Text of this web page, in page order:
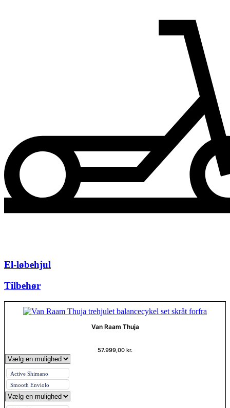
El-løbehjul
Tilbehør
Van Raam Thuja
57.999,00 kr.
Active Shimano
Smooth Enviolo